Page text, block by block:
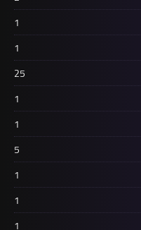
1
1
25
1
1
5
1
1
1